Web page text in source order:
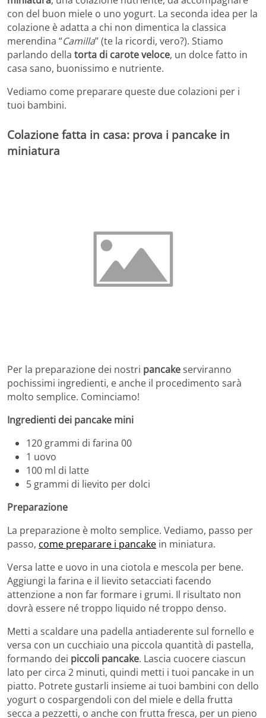
con del buon miele o uno yogurt. La seconda idea per la
colazione è adatta a chi non dimentica la classica
merendina “Camilla” (te la ricordi, vero?). Stiamo
parlando della torta di carote veloce, un dolce fatto in
casa sano, buonissimo e nutriente.
Vediamo come preparare queste due colazioni per i
tuoi bambini.
Colazione fatta in casa: prova i pancake in
miniatura
Per la preparazione dei nostri pancakeserviranno
pochissimi ingredienti, e anche il procedimento sarà
molto semplice. Cominciamo!
Ingredienti dei pancake mini
120 grammi di farina 00
1 uovo
100 ml di latte
5 grammi di lievito per dolci
Preparazione
La preparazione è molto semplice. Vediamo, passo per
passo, come preparare i pancake in miniatura.
Versa latte e uovo in una ciotola e mescola per bene.
Aggiungi la farina e il lievito setacciati facendo
attenzione a non far formare i grumi. Il risultato non
dovrà essere né troppo liquido né troppo denso.
Metti a scaldare una padella antiaderente sul fornello e
versa con un cucchiaio una piccola quantità di pastella,
formando dei piccoli pancake. Lascia cuocere ciascun
lato per circa 2 minuti, quindi metti i tuoi pancake in un
piatto. Potrete gustarli insieme ai tuoi bambini con dello
yogurt o cospargendoli con del miele e della frutta
secca a pezzetti, o anche con frutta fresca, per un pieno